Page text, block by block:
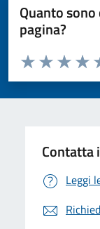
Quanto
pagina?
Valuta da 1 a 5
Valuta 3
Valuta 2
Valuta 1 stelle
Contatta
Leggi